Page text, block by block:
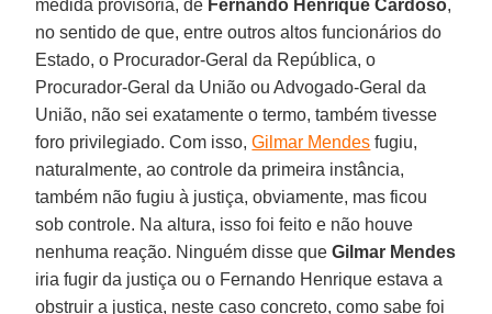
medida provisória, de Fernando Henrique Cardoso,
no sentido de que, entre outros altos funcionários do
Estado, o Procurador-Geral da República, o
Procurador-Geral da União ou Advogado-Geral da
União, não sei exatamente o termo, também tivesse
foro privilegiado. Com isso,Gilmar Mendes fugiu,
naturalmente, ao controle da primeira instância,
também não fugiu à justiça, obviamente, mas ficou
sob controle. Na altura, isso foi feito e não houve
nenhuma reação. Ninguém disse queGilmar Mendes
iria fugir da justiça ou o Fernando Henrique estava a
obstruir a justiça, neste caso concreto, como sabe foi